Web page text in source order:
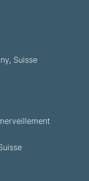
Suisse